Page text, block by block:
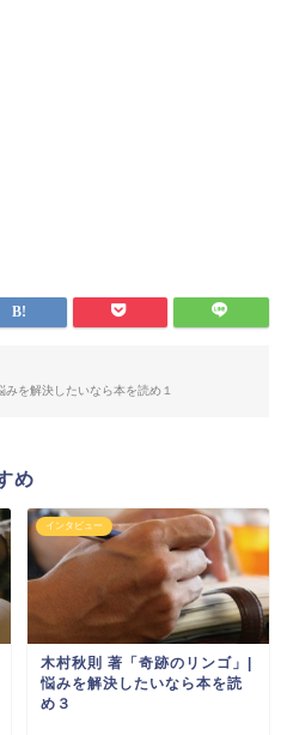
を解決したいなら本を読め１
め
インタビュー
木村秋則 著「奇跡のリンゴ」|
悩みを解決したいなら本を読
め３